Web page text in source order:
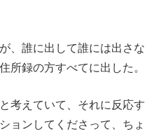
、誰に出して誰には出さな
所録の方すべてに出した。
考えていて、それに反応す
ョンしてくださって、ちょ